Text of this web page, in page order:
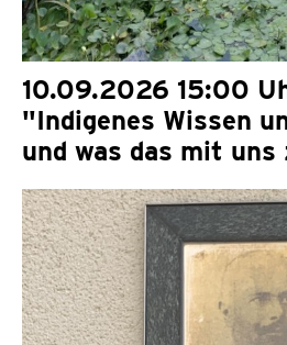
10.09.2026 15:00
"Indigenes Wissen
und was das mit